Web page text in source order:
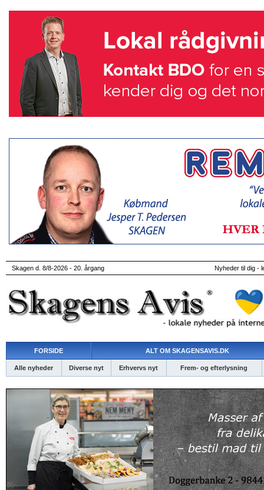
Skagen d. 8/8-2026 - 20. årgang Nyheder til dig -
FORSIDE ALT OM SKAGENSAVIS.DK
Alle nyheder Diverse nyt Erhvervs nyt Frem- og efterlysning